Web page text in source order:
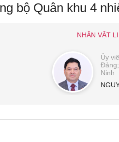
bộ Quân khu 4
NHÂN VẬT
Ủy
Ninh